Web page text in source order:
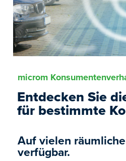
microm
Entdecken Sie
für be­stim­mte
Auf vielen
verfügbar.